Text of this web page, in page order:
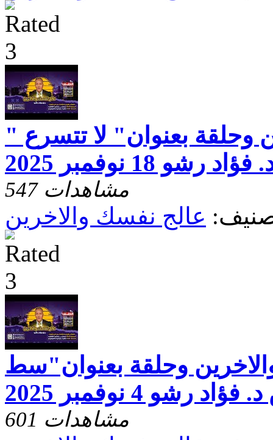
وحلقة بعنوان" لا تتسرع "
18 نوفمبر 2025
547 مشاهدات
عالج نفسك والاخرين
وحلقة بعنوان"سط
4 نوفمبر 2025
601 مشاهدات